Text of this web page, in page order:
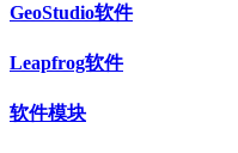
GeoStudio软件
Leapfrog软件
软件模块